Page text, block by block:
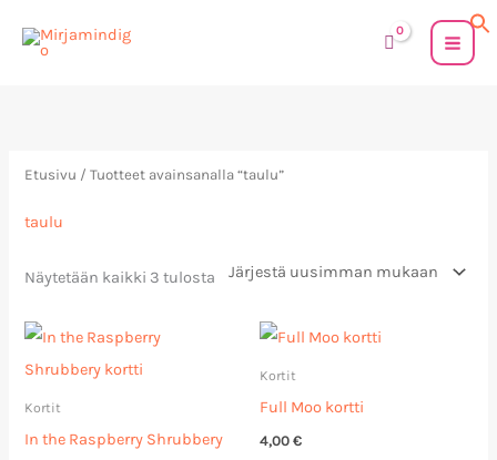
sisältöön
Etusivu / Tuotteet avainsanalla “taulu”
taulu
Näytetään kaikki 3 tulosta
Kortit
In the Raspberry Shrubbery
Kortit
Full Moo kortti
4,00 €